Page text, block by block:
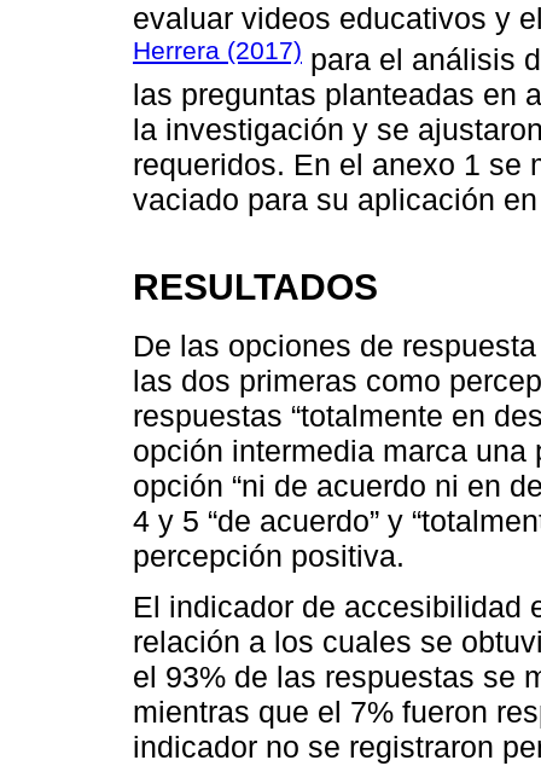
evaluar videos educativos y
Herrera (2017) para el análisis
las preguntas planteadas en
la investigación y se
requeridos. En el anexo 1 se
vaciado para su aplicación
RESULTADOS
De las opciones de
las dos primeras como
respuestas “totalmente en
opción intermedia marca
opción “ni de acuerdo ni en
4 y 5 “de acuerdo” y
percepción positiva.
El indicador de accesibilidad
relación a los cuales se
el 93% de las respuestas se
mientras que el 7% fueron
indicador no se registraron